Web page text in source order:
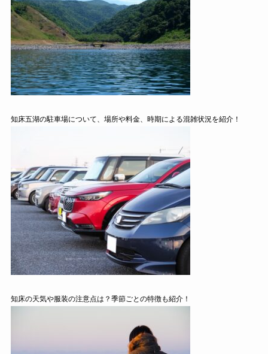
知床五湖の駐車場について、場所や料金、時期による混雑状況を紹介！
知床の天気や服装の注意点は？季節ごとの特徴も紹介！